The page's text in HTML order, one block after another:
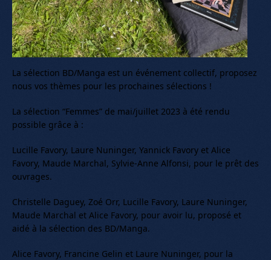
La sélection BD/Manga est un événement collectif, proposez
nous vos thèmes pour les prochaines sélections !
La sélection “Femmes” de mai/juillet 2023 à été rendu
possible grâce à :
Lucille Favory, Laure Nuninger, Yannick Favory et Alice
Favory, Maude Marchal, Sylvie-Anne Alfonsi, pour le prêt des
ouvrages.
Christelle Daguey, Zoé Orr, Lucille Favory, Laure Nuninger,
Maude Marchal et Alice Favory, pour avoir lu, proposé et
aidé à la sélection des BD/Manga.
Alice Favory, Francine Gelin et Laure Nuninger, pour la